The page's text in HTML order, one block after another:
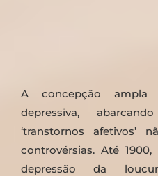
A concepção ampla
depressiva,
‘transtornos afetivos’
controvérsias. Até
depressão da